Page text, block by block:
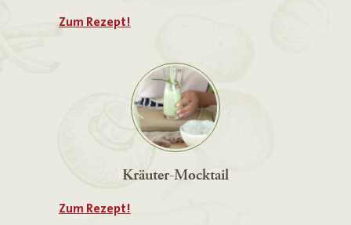
Zum Rezept!
Kräuter-Mocktail
Zum Rezept!